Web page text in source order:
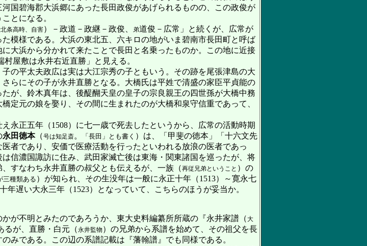
国碧海郡大浜郷にあった長田政俊があげられるものの、この政俊が
とになる。
条高時、自害）－政道－政継－政俊、 弟道俊－広常」と続くが、広常が
た模様である。大浜の東北五、六キロの地がいま碧南市長田町と呼ば
大浜から分かれて来たことで長田と名乗ったものか。この地に近接
屋敷は永井右近直勝」と見える。
の平太夫政広は実は大江宗秀の子ともいう。その跡を尾張津島の大
らにその子が永井直勝となる。大橋氏は平姓で清盛の家臣平貞能の
が、鈴木真年は、後醍醐天皇の皇子の宗良親王の四世孫が大橋中務
定元の娘を娶り、その間に生まれたのが大橋和泉守信重であって、
永正五年（1508）に七一歳で死去したというから、広常の活動時期
永田徳本（号は知足斎。 「長田」とも書く ）は、「甲斐の徳本」「十六文先
者であり、安価で医療活動を行ったといわれる放浪の医者であっ
信濃国諏訪に住み、武田家滅亡後は東海・関東諸国を巡ったが、将
すなわち永井直勝の叔父とも伝えるが、一族（再従兄弟ということ ）の
三種類ある ）が知られ、その生没年は一般に永正十年（1513）～寛永七
年遅い大永三年（1523）となっていて、こちらのほうが妥当か。
が不明とみたのであろうか、東大史料編纂所所蔵の『永井家譜（大
るが、直勝・白元（永井監物 ）の兄弟から系譜を始めて、その祖父を長
みである。この辺の系譜記載は『藩翰譜』でも同様である。